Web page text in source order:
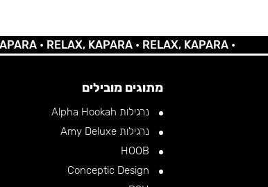
•RELAX, KAPARA •RELAX, KAPARA •
מתוגים מובילים
נרגילות Alpha Hookah
נרגילות Amy Deluxe